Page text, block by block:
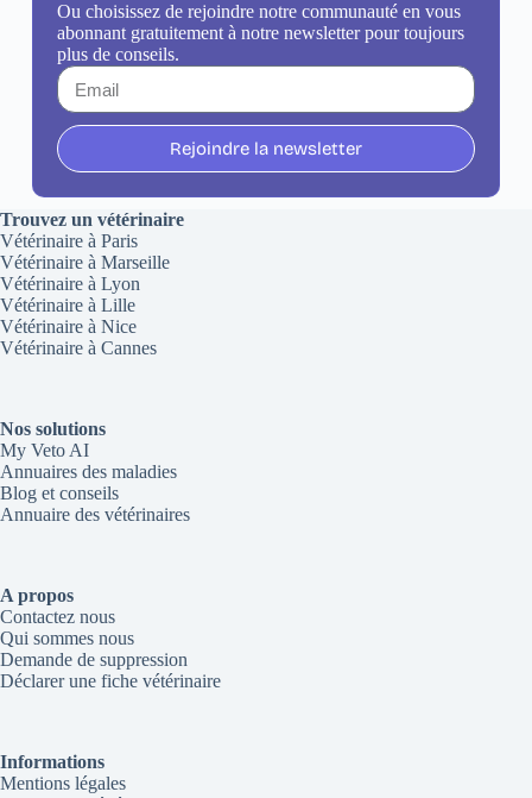
Ou choisissez de rejoindre notre communauté en vous
abonnant gratuitement à notre newsletter pour toujours
plus de conseils.
Rejoindre la newsletter
Trouvez un vétérinaire
Vétérinaire à Paris
Vétérinaire à Marseille
Vétérinaire à Lyon
Vétérinaire à Lille
Vétérinaire à Nice
Vétérinaire à Cannes
Nos solutions
My Veto AI
Annuaires des maladies
Blog et conseils
Annuaire des vétérinaires
A propos
Contactez nous
Qui sommes nous
Demande de suppression
Déclarer une fiche vétérinaire
Informations
Mentions légales